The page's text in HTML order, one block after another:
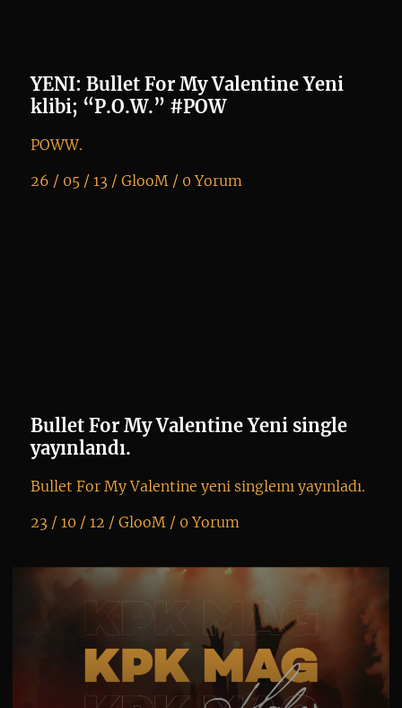
YENI: Bullet For My Valentine Yeni
klibi; “P.O.W.” #POW
POWW.
26 / 05 / 13 / GlooM/ 0 Yorum
Bullet For My Valentine Yeni single
yayınlandı.
Bullet For My Valentine yeni singleını yayınladı.
23 / 10 / 12 / GlooM/ 0 Yorum